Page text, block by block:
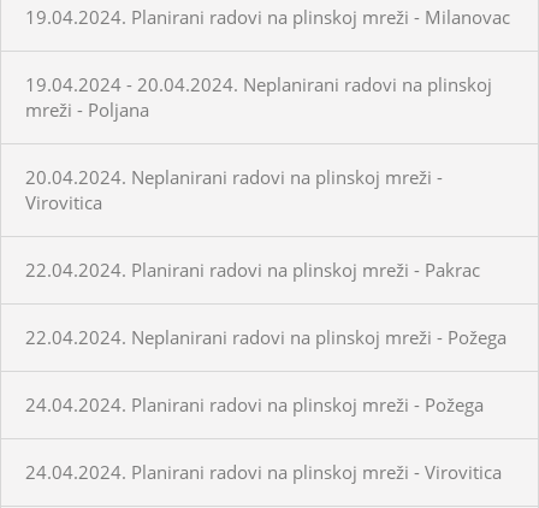
19.04.2024. Planirani radovi na plinskoj mreži - Milanovac
19.04.2024 - 20.04.2024. Neplanirani radovi na plinskoj
mreži - Poljana
20.04.2024. Neplanirani radovi na plinskoj mreži -
Virovitica
22.04.2024. Planirani radovi na plinskoj mreži - Pakrac
22.04.2024. Neplanirani radovi na plinskoj mreži - Požega
24.04.2024. Planirani radovi na plinskoj mreži - Požega
24.04.2024. Planirani radovi na plinskoj mreži - Virovitica